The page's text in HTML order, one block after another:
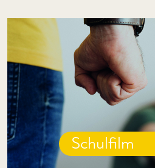
Schulfilm